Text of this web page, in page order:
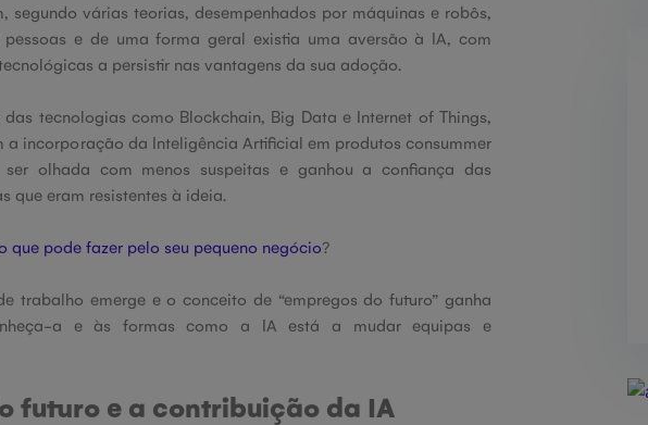
segundo várias teorias, desempenhados por máquinas e robôs,
e de uma forma geral existia uma aversão à IA, com
a persistir nas vantagens da sua adoção.
tecnologias como Blockchain, Big Data e Internet of Things,
a incorporação da Inteligência Artificial em produtos consummer
olhada com menos suspeitas e ganhou a confiança das
que eram resistentes à ideia.
que pode fazer pelo seu pequeno negócio?
trabalho emerge e o conceito de “empregos do futuro” ganha
a e às formas como a IA está a mudar equipas e
futuro e a contribuição da IA